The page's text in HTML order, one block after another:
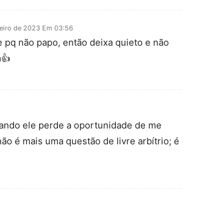
de 2023 Em 03:56
não papo, então deixa quieto e não
ele perde a oportunidade de me
é mais uma questão de livre arbítrio; é